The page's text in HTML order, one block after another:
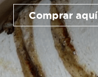
Comprar aquí